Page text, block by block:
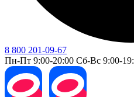
8 800 201-09-67
Пн-Пт 9:00-20:00 Сб-Вс 9:00-